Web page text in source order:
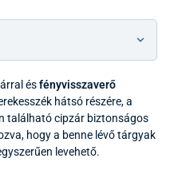
ésfényvisszaverő
hátsó részére, a
található cipzár biztonságos
hogy a benne lévő tárgyak
levehető.